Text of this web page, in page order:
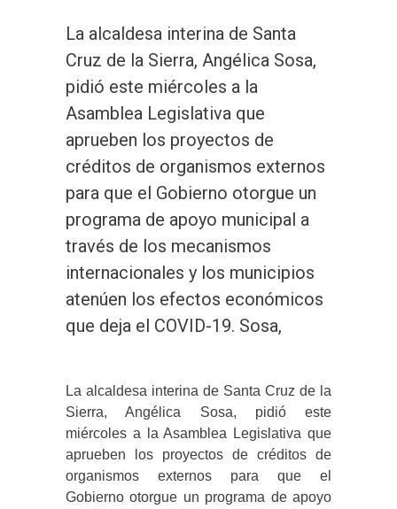
La alcaldesa interina de Santa
Cruz de la Sierra, Angélica Sosa,
pidió este miércoles a la
Asamblea Legislativa que
aprueben los proyectos de
créditos de organismos externos
para que el Gobierno otorgue un
programa de apoyo municipal a
través de los mecanismos
internacionales y los municipios
atenúen los efectos económicos
que deja el COVID-19. Sosa,
La alcaldesa interina de Santa Cruz de la
Sierra, Angélica Sosa, pidió este
miércoles a la Asamblea Legislativa que
aprueben los proyectos de créditos de
organismos externos para que el
Gobierno otorgue un programa de apoyo